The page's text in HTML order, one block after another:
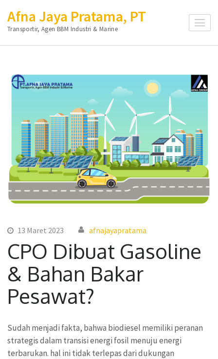
ke
konten
(Tekan
Afna Jaya Pratama, PT
Transportir, Agen BBM Industri & Marine
13 Maret 2023 afnajayapratama
CPO Dibuat Gasoline
& Bahan Bakar
Pesawat?
Sudah menjadi fakta, bahwa biodiesel memiliki peranan
strategis dalam transisi energi fosil menuju energi
terbarukan. hal ini tidak terlepas dari dukungan